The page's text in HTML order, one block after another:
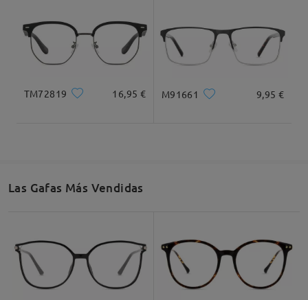
TM72819 16,95 € M91661 9,95 €
Las Gafas Más Vendidas